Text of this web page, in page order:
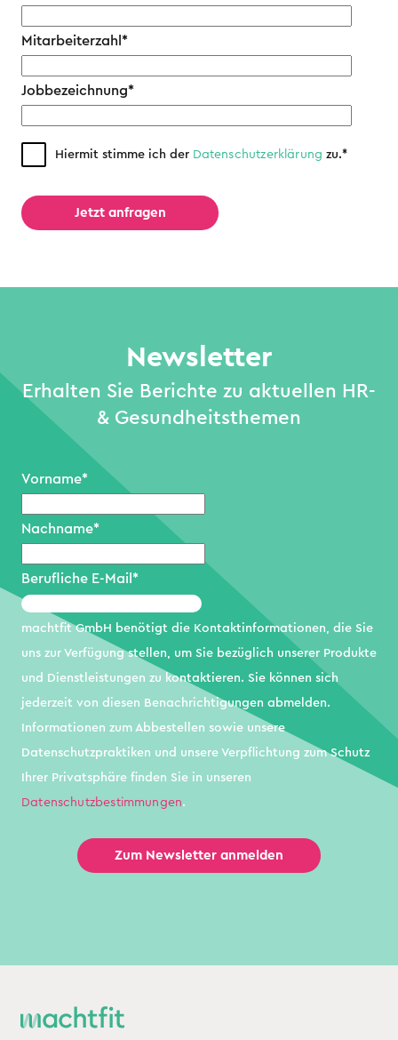
Mitarbeiterzahl *
Jobbezeichnung*
Hiermit stimme ich der Datenschutz­erklärung zu.*
Newsletter
Erhalten Sie Berichte zu aktuellen HR-
& Gesundheitsthemen
Vorname*
Nachname*
Berufliche E-Mail *
machtfit GmbH benötigt die Kontaktinformationen, die Sie
uns zur Verfügung stellen, um Sie bezüglich unserer Produkte
und Dienstleistungen zu kontaktieren. Sie können sich
jederzeit von diesen Benachrichtigungen abmelden.
Informationen zum Abbestellen sowie unsere
Datenschutzpraktiken und unsere Verpflichtung zum Schutz
Ihrer Privatsphäre finden Sie in unseren
Datenschutzbestimmungen.